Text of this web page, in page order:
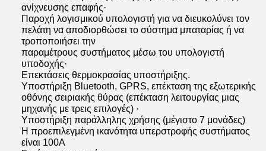
ανίχνευσης επαφής·
Παροχή λογισμικού υπολογιστή για να διευκολύνει τον
πελάτη να αποδιορθώσει το σύστημα μπαταρίας ή να
τροποποιήσει την
παραμέτρους συστήματος μέσω του υπολογιστή
υποδοχής·
Επεκτάσεις θερμοκρασίας υποστήριξης.
Υποστήριξη Bluetooth, GPRS, επέκταση της εξωτερικής
οθόνης σειριακής θύρας (επέκταση λειτουργίας μιας
μηχανής με τρεις επιλογές) ·
Υποστήριξη παράλληλης χρήσης (μέγιστο 7 μονάδες)
Η προεπιλεγμένη ικανότητα υπερστροφής συστήματος
είναι 100A